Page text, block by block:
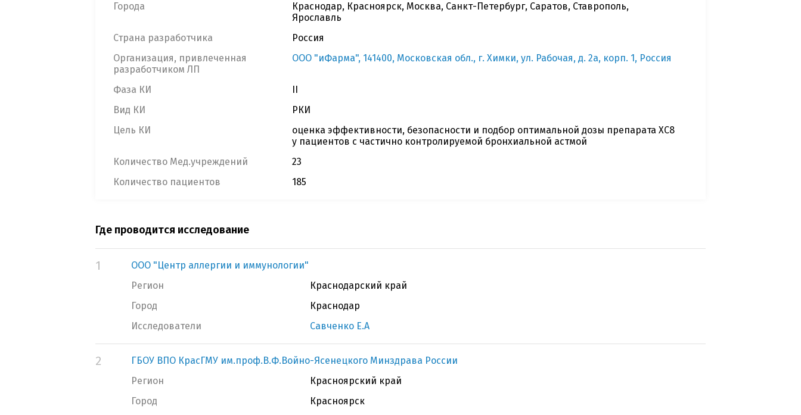
Города
Краснодар, Красноярск, Москва, Санкт-Петербург, Саратов, Ставрополь,
Ярославль
Страна разработчика
Россия
Организация, привлеченная
разработчиком ЛП
ООО "иФарма", 141400, Московская обл., г. Химки, ул. Рабочая, д. 2а, корп. 1, Россия
Фаза КИ
II
Вид КИ
РКИ
Цель КИ
оценка эффективности, безопасности и подбор оптимальной дозы препарата ХС8
у пациентов с частично контролируемой бронхиальной астмой
Количество Мед.учреждений
23
Количество пациентов
185
Где проводится исследование
1
ООО "Центр аллергии и иммунологии"
Регион
Краснодарский край
Город
Краснодар
Исследователи
Савченко Е.А
2
ГБОУ ВПО КрасГМУ им.проф.В.Ф.Войно-Ясенецкого Минздрава России
Регион
Красноярский край
Город
Красноярск